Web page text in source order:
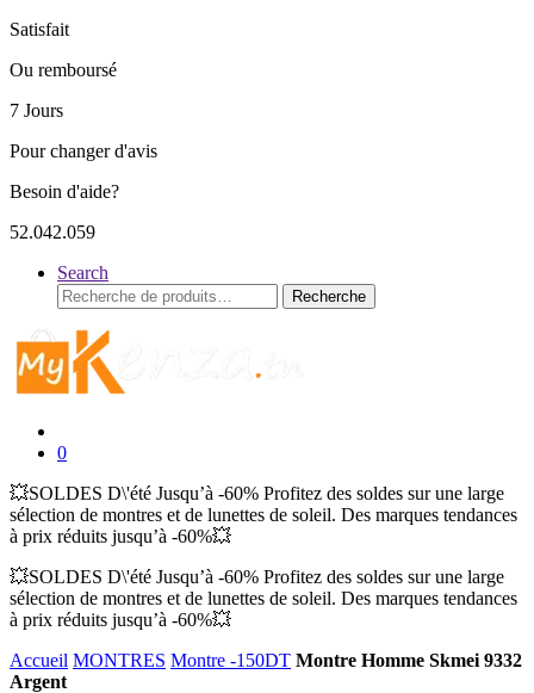
Satisfait
Ou remboursé
7 Jours
Pour changer d'avis
Besoin d'aide?
52.042.059
Search
Recherche
pour :
Recherche
0
💥SOLDES D\'été Jusqu’à -60% Profitez des soldes sur une large
sélection de montres et de lunettes de soleil. Des marques tendances
à prix réduits jusqu’à -60%💥
💥SOLDES D\'été Jusqu’à -60% Profitez des soldes sur une large
sélection de montres et de lunettes de soleil. Des marques tendances
à prix réduits jusqu’à -60%💥
Accueil MONTRES Montre -150DT Montre Homme Skmei 9332
Argent